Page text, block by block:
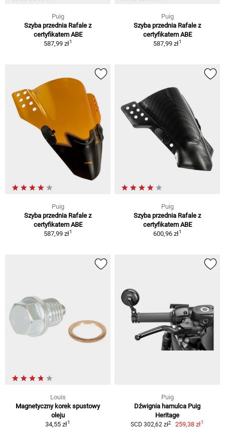
Puig
Szyba przednia Rafale z
certyfikatem ABE
587,99 zł1
Puig
Szyba przednia Rafale z
certyfikatem ABE
587,99 zł1
Puig
Szyba przednia Rafale z
certyfikatem ABE
587,99 zł1
Puig
Szyba przednia Rafale z
certyfikatem ABE
600,96 zł1
Louis
Magnetyczny korek spustowy
oleju
34,55 zł1
Puig
Dźwignia hamulca Puig
Heritage
SCD 302,62 zł2 259,38 zł1